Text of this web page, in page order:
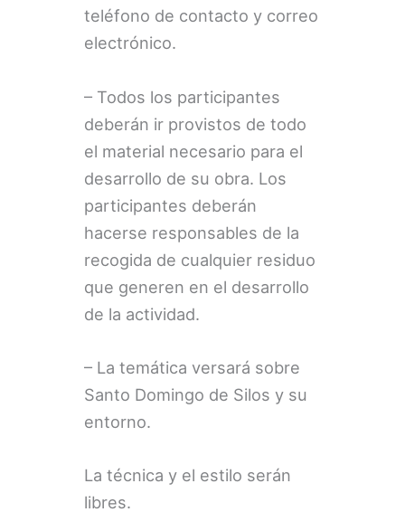
teléfono de contacto y correo
electrónico.
– Todos los participantes
deberán ir provistos de todo
el material necesario para el
desarrollo de su obra. Los
participantes deberán
hacerse responsables de la
recogida de cualquier residuo
que generen en el desarrollo
de la actividad.
– La temática versará sobre
Santo Domingo de Silos y su
entorno.
La técnica y el estilo serán
libres.